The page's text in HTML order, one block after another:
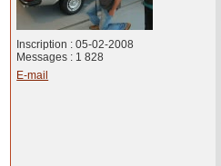
Inscription : 05-02-2008
Messages : 1 828
E-mail